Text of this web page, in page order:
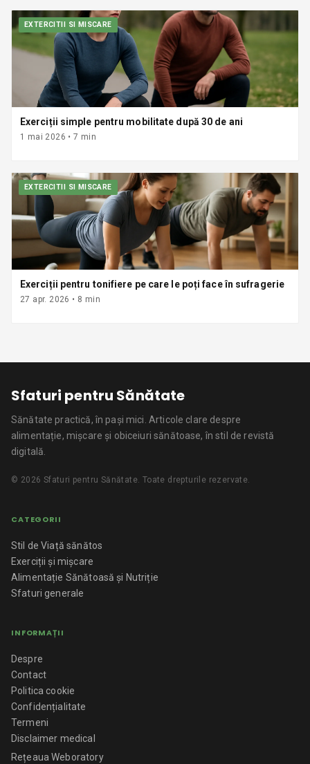
EXTERCITII SI MISCARE
Exerciții simple pentru mobilitate după 30 de ani
1 mai 2026 •7 min
EXTERCITII SI MISCARE
Exerciții pentru tonifiere pe care le poți face în sufragerie
27 apr. 2026 • 8 min
Sfaturi pentru Sănătate
Sănătate practică, în pași mici. Articole clare despre
alimentație, mișcare și obiceiuri sănătoase, în stil de revistă
digitală.
© 2026 Sfaturi pentru Sănătate. Toate drepturile rezervate.
CATEGORII
Stil de Viață sănătos
Exerciții și mișcare
Alimentație Sănătoasă și Nutriție
Sfaturi generale
INFORMAȚII
Despre
Contact
Politica cookie
Confidențialitate
Termeni
Disclaimer medical
Rețeaua Weboratory